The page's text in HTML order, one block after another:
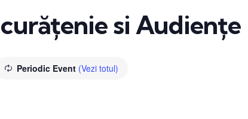
si Audiențe
Periodic Event (Vezi totul)